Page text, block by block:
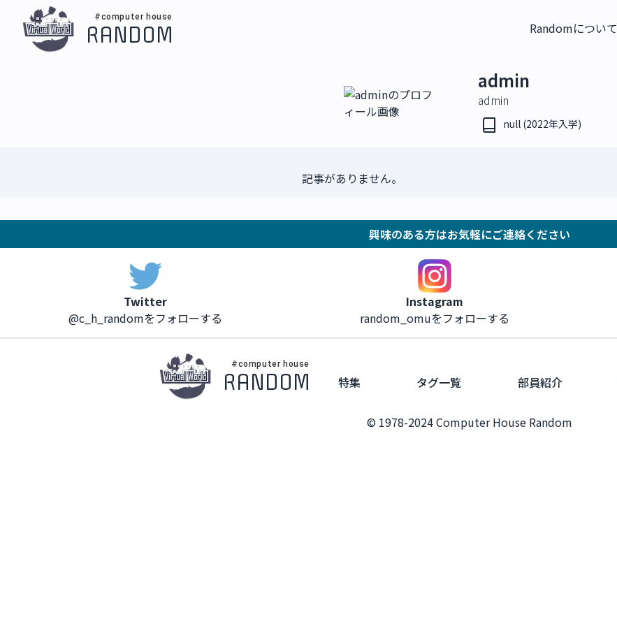
#computer house
RANDOM Randomについて
admin
admin
null (2022年入学)
記事がありません。
興味のある方はお気軽にご連絡ください
Twitter
@c_h_randomをフォローする
Instagram
random_omuをフォローする
#computer house
RANDOM 特集 タグ一覧 部員紹介
© 1978-2024 Computer House Random